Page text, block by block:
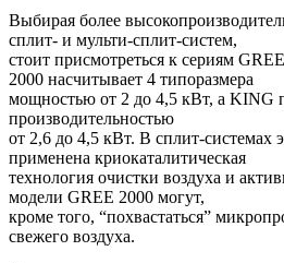
Выбирая более
сплит- и мульти-сплит-систем,
стоит присмотреться к сериям GREE
2000 насчитывает 4 типоразмера
мощностью от 2 до 4,5 кВт, а KING
производительностью
от 2,6 до 4,5 кВт. В сплит-системах
применена криокаталитическая
технология очистки воздуха и
модели GREE 2000 могут,
кроме того, “похвастаться”
свежего воздуха.